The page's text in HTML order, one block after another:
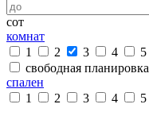
сот
комнат
1
2 3 4 5
свободная планировка
спален
1
2 3 4 5